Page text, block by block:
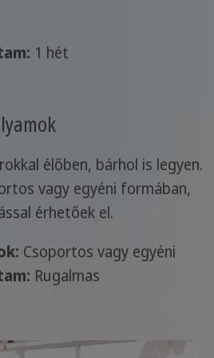
1 hét
élőben, bárhol is legyen.
vagy egyéni formában,
érhetőek el.
Csoportos vagy egyéni
Rugalmas